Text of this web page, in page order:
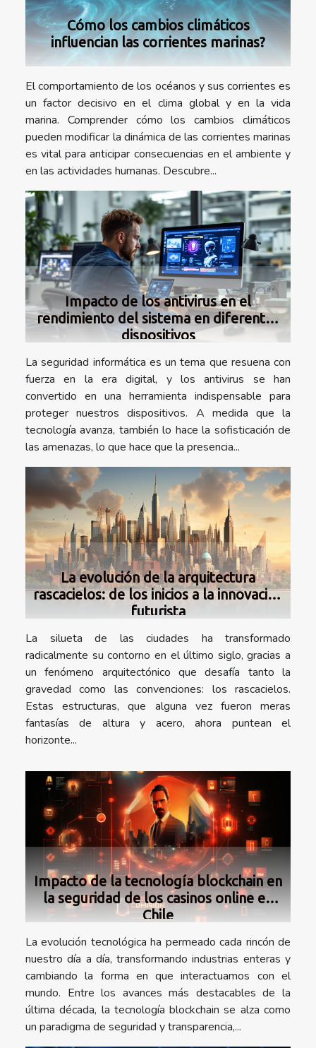
Cómo los cambios climáticos
influencian las corrientes marinas?
El comportamiento de los océanos y sus corrientes es
un factor decisivo en el clima global y en la vida
marina. Comprender cómo los cambios climáticos
pueden modificar la dinámica de las corrientes marinas
es vital para anticipar consecuencias en el ambiente y
en las actividades humanas. Descubre...
Impacto de los antivirus en el
rendimiento del sistema en diferentes
dispositivos
La seguridad informática es un tema que resuena con
fuerza en la era digital, y los antivirus se han
convertido en una herramienta indispensable para
proteger nuestros dispositivos. A medida que la
tecnología avanza, también lo hace la sofisticación de
las amenazas, lo que hace que la presencia...
La evolución de la arquitectura
rascacielos: de los inicios a la innovación
futurista
La silueta de las ciudades ha transformado
radicalmente su contorno en el último siglo, gracias a
un fenómeno arquitectónico que desafía tanto la
gravedad como las convenciones: los rascacielos.
Estas estructuras, que alguna vez fueron meras
fantasías de altura y acero, ahora puntean el
horizonte...
Impacto de la tecnología blockchain en
la seguridad de los casinos online en
Chile
La evolución tecnológica ha permeado cada rincón de
nuestro día a día, transformando industrias enteras y
cambiando la forma en que interactuamos con el
mundo. Entre los avances más destacables de la
última década, la tecnología blockchain se alza como
un paradigma de seguridad y transparencia,...